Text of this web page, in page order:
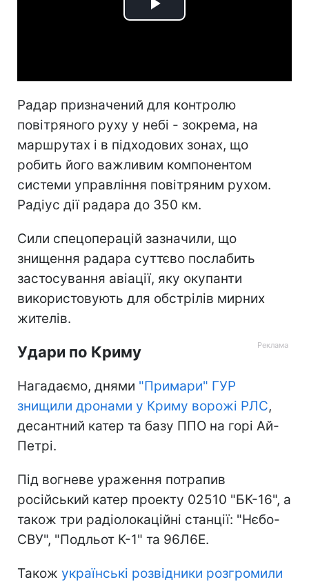
Play
Радар призначений для контролю
повітряного руху у небі - зокрема, на
маршрутах і в підходових зонах, що
робить його важливим компонентом
системи управління повітряним рухом.
Радіус дії радара до 350 км.
Сили спецоперацій зазначили, що
знищення радара суттєво послабить
застосування авіації, яку окупанти
використовують для обстрілів мирних
жителів.
Удари по Криму
Нагадаємо, днями "Примари" ГУР
знищили дронами у Криму ворожі РЛС,
десантний катер та базу ППО на горі Ай-
Петрі.
Під вогневе ураження потрапив
російський катер проекту 02510 "БК-16", а
також три радіолокаційні станції: "Нєбо-
СВУ", "Подльот К-1" та 96Л6Е.
Також українські розвідники розгромили